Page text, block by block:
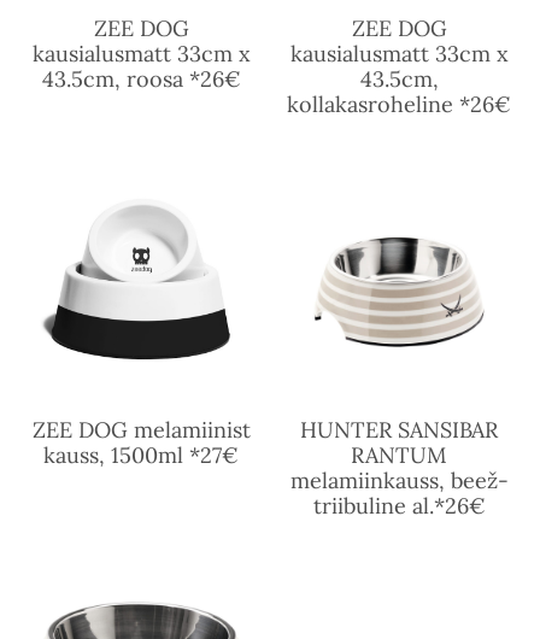
ZEE DOG
kausialusmatt 33cm x
43.5cm, roosa *26€
ZEE DOG
kausialusmatt 33cm x
43.5cm,
kollakasroheline *26€
ZEE DOG melamiinist
kauss, 1500ml *27€
HUNTER SANSIBAR
RANTUM
melamiinkauss, beež-
triibuline al.*26€